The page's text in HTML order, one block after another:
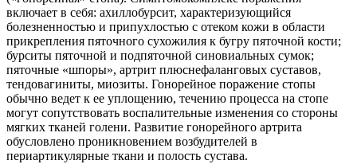
включает в себя: ахиллобурсит, характеризующийся
болезненностью и припухлостью с отеком кожи в области
прикрепления пяточного сухожилия к бугру пяточной кости;
бурситы пяточной и подпяточной синовиальных сумок;
пяточные «шпоры», артрит плюснефаланговых суставов,
тендовагиниты, миозиты. Гонорейное поражение стопы
обычно ведет к ее уплощению, течению процесса на стопе
могут сопутствовать воспалительные изменения со стороны
мягких тканей голени. Развитие гонорейного артрита
обусловлено проникновением возбудителей в
периартикулярные ткани и полость сустава.